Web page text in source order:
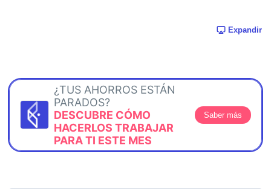
Expandir
¿TUS AHORROS ESTÁN
PARADOS?
DESCUBRE CÓMO
HACERLOS TRABAJAR
PARA TI ESTE MES
Saber más